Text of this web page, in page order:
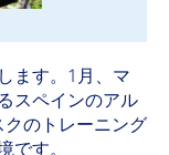
す。1月、マ
スペインのアル
のトレーニング
す。